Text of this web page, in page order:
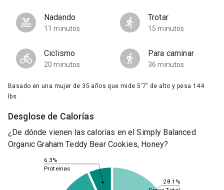
Nadando
11 minutos
Trotar
15 minutos
Ciclismo
20 minutos
Para caminar
36 minutos
Basado en una mujer de 35 años que mide 5'7" de alto y pesa 144
lbs.
Desglose de Calorías
¿De dónde vienen las calorías en el Simply Balanced
Organic Graham Teddy Bear Cookies, Honey?
28.1%
6.3%
Proteínas